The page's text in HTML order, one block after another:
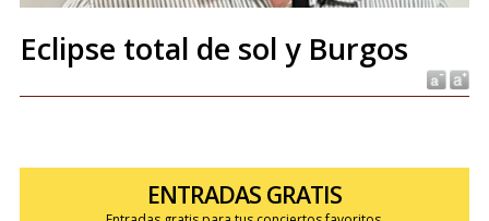
Eclipse total de sol y Burgos
ENTRADAS GRATIS